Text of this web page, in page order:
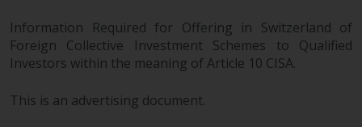
Information Required for Offering in Switzerland of
Foreign Collective Investment Schemes to Qualified
Investors within the meaning of Article 10 CISA.
This is an advertising document.